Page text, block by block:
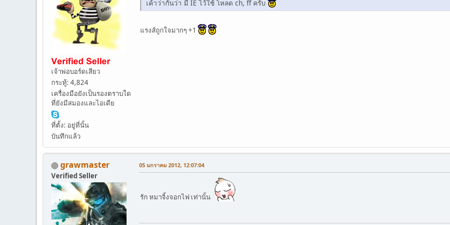
เจ้าพ่อบอร์ดเสียว
กระทู้: 4,824
เครื่องมือยังเป็นรองตราบใด
ที่ยังมีสมองและไอเดีย
ที่ตั้ง: อยู่ที่นั้น
บันทึกแล้ว
เค้าว่ากันว่า มี IE ไว้ใช้ โหลด ch, ff ครับ
แรงส์ถูกใจมากๆ +1
grawmaster
Verified Seller
05 มกราคม 2012, 12:07:04
รัก หมาจิ้งจอกไฟ เท่านั้น